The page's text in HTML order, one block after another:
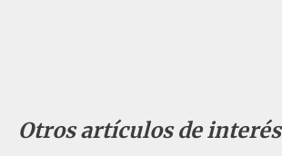
Otros artículos de interés